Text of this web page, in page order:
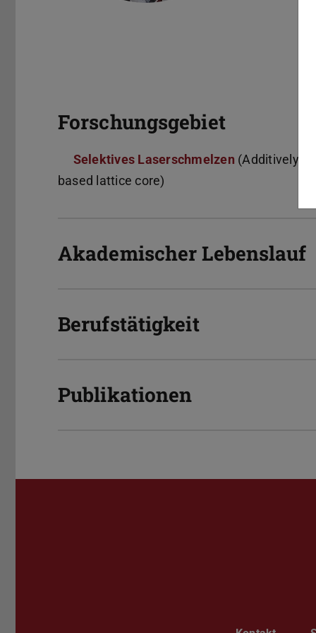
Forschungsgebiet
Selektives Laserschmelzen (Additively
based lattice core)
Akademischer Lebenslauf
Berufstätigkeit
Publikationen